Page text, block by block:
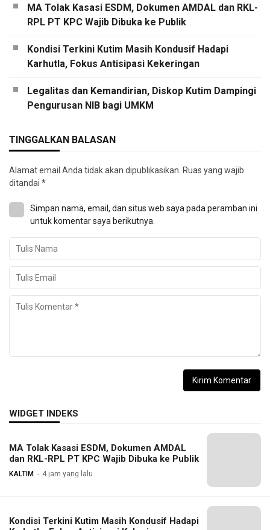
MA Tolak Kasasi ESDM, Dokumen AMDAL dan RKL-
RPL PT KPC Wajib Dibuka ke Publik
Kondisi Terkini Kutim Masih Kondusif Hadapi
Karhutla, Fokus Antisipasi Kekeringan
Legalitas dan Kemandirian, Diskop Kutim Dampingi
Pengurusan NIB bagi UMKM
TINGGALKAN BALASAN
Alamat email Anda tidak akan dipublikasikan. Ruas yang wajib
ditandai *
Simpan nama, email, dan situs web saya pada peramban ini
untuk komentar saya berikutnya.
WIDGET INDEKS
MA Tolak Kasasi ESDM, Dokumen AMDAL
dan RKL-RPL PT KPC Wajib Dibuka ke Publik
KALTIM 4 jam yang lalu
Kondisi Terkini Kutim Masih Kondusif Hadapi